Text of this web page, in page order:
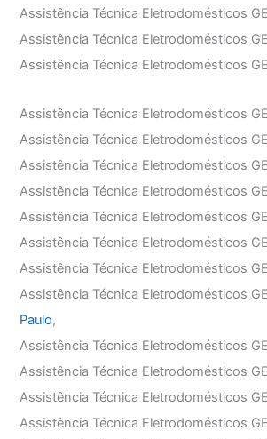
Assistência Técnica Eletrodomésticos GE
Assistência Técnica Eletrodomésticos GE
Assistência Técnica Eletrodomésticos
Assistência Técnica Eletrodomésticos
Assistência Técnica Eletrodomésticos GE
Assistência Técnica Eletrodomésticos
Assistência Técnica Eletrodomésticos
Assistência Técnica Eletrodomésticos GE
Assistência Técnica Eletrodomésticos GE
Assistência Técnica Eletrodomésticos
Assistência Técnica Eletrodomésticos
Paulo,
Assistência Técnica Eletrodomésticos GE
Assistência Técnica Eletrodomésticos GE
Assistência Técnica Eletrodomésticos GE
Assistência Técnica Eletrodomésticos